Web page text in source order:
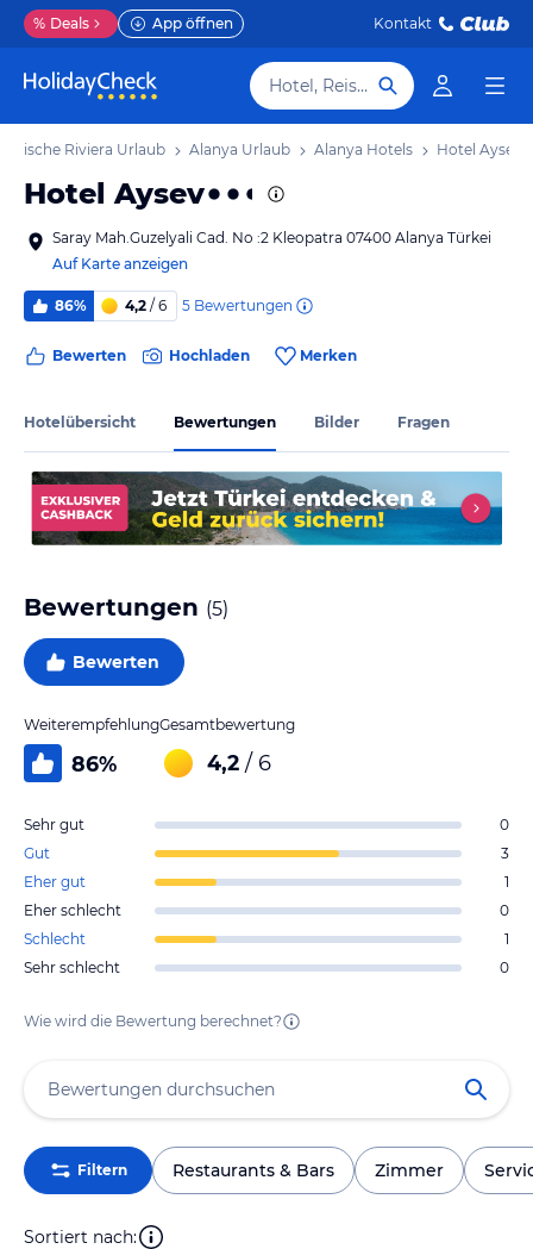
% Deals App öffnen Kontakt
Hotel, Reiseziel
Riviera Urlaub Alanya Urlaub Alanya Hotels Hotel Aysev
Hotel Aysev
Saray Mah.Guzelyali Cad. No :2 Kleopatra 07400 Alanya Türkei
Auf Karte anzeigen
86% 4,2 / 6 5 Bewertungen
Bewerten Hochladen Merken
Hotelübersicht Bewertungen Bilder Fragen
Bewertungen (5)
Bewerten
Weiterempfehlung
86%
Gesamtbewertung
4,2 / 6
Sehr gut
0
Gut
3
Eher gut
1
Eher schlecht
0
Schlecht
1
Sehr schlecht
0
Wie wird die Bewertung berechnet?
Filtern Restaurants & Bars Zimmer
Sortiert nach: